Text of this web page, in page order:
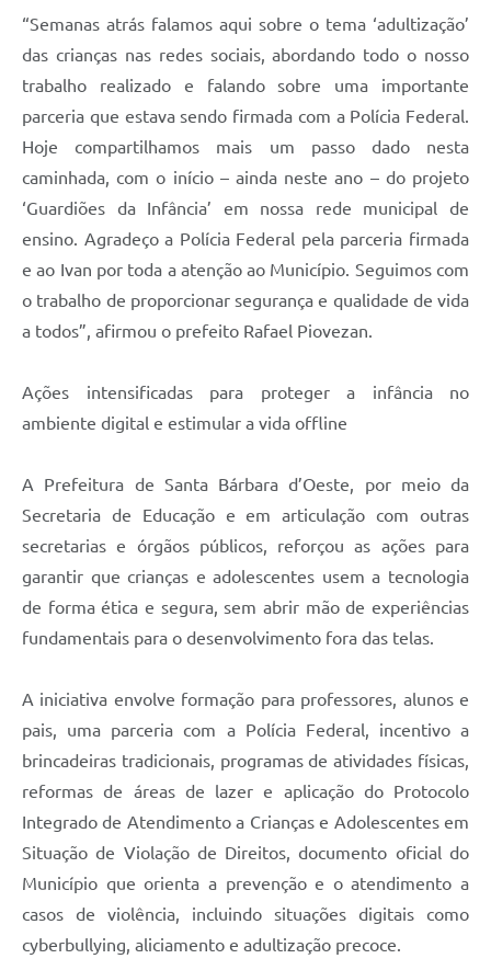
“Semanas atrás falamos aqui sobre o tema ‘adultização’
das crianças nas redes sociais, abordando todo o nosso
trabalho realizado e falando sobre uma importante
parceria que estava sendo firmada com a Polícia Federal.
Hoje compartilhamos mais um passo dado nesta
caminhada, com o início – ainda neste ano – do projeto
‘Guardiões da Infância’ em nossa rede municipal de
ensino. Agradeço a Polícia Federal pela parceria firmada
e ao Ivan por toda a atenção ao Município. Seguimos com
o trabalho de proporcionar segurança e qualidade de vida
a todos”, afirmou o prefeito Rafael Piovezan.
Ações intensificadas para proteger a infância no
ambiente digital e estimular a vida offline
A Prefeitura de Santa Bárbara d’Oeste, por meio da
Secretaria de Educação e em articulação com outras
secretarias e órgãos públicos, reforçou as ações para
garantir que crianças e adolescentes usem a tecnologia
de forma ética e segura, sem abrir mão de experiências
fundamentais para o desenvolvimento fora das telas.
A iniciativa envolve formação para professores, alunos e
pais, uma parceria com a Polícia Federal, incentivo a
brincadeiras tradicionais, programas de atividades físicas,
reformas de áreas de lazer e aplicação do Protocolo
Integrado de Atendimento a Crianças e Adolescentes em
Situação de Violação de Direitos, documento oficial do
Município que orienta a prevenção e o atendimento a
casos de violência, incluindo situações digitais como
cyberbullying, aliciamento e adultização precoce.